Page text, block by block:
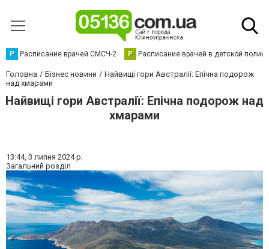
Р Расписание врачей СМСЧ-2 Р Расписание врачей в детской
Головна Бізнес новини
Найвищі гори Австралії: Епічна подорож
над хмарами
Найвищі гори Австралії: Епічна подорож над
хмарами
13:44, 3 липня 2024 р.
Загальний розділ